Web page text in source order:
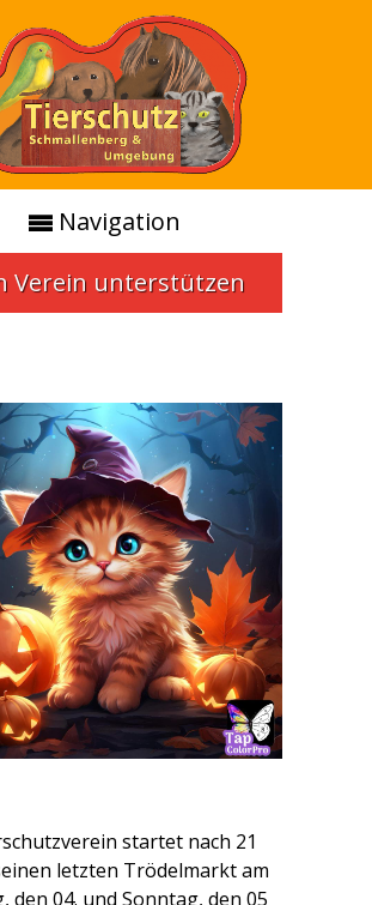
Navigation
Verein unterstützen
startet nach 21
letzten Trödelmarkt am
den 04. und Sonntag, den 05